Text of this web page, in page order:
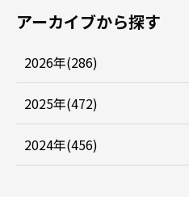
アーカイブから探す
2026年(286)
2025年(472)
2024年(456)